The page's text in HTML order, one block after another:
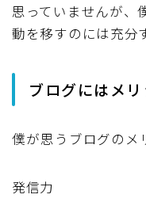
思っていませんが、
動を移すのには充分
ブログにはメ
僕が思うブログのメ
発信力